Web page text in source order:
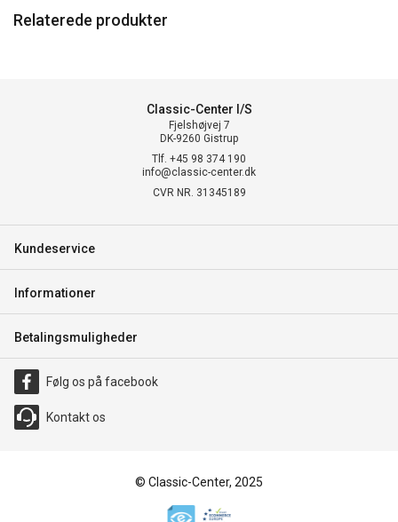
Relaterede produkter
Classic-Center I/S
Fjelshøjvej 7
DK-9260 Gistrup
Tlf. +45 98 374 190
info@classic-center.dk
CVR NR. 31345189
Kundeservice
Informationer
Betalingsmuligheder
Følg os på facebook
Kontakt os
© Classic-Center, 2025